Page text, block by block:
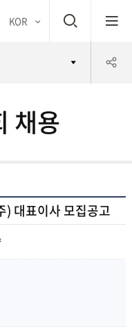
KOR
검
채용
) 대표이사 모집공고